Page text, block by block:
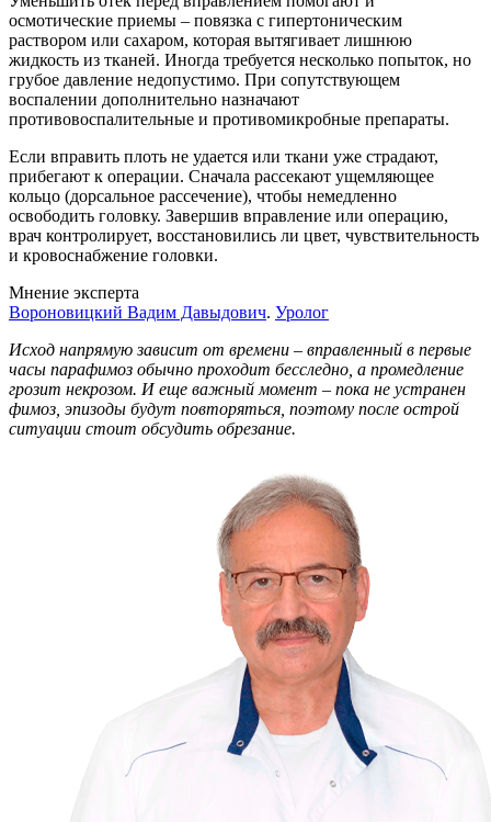
осмотические приемы – повязка с гипертоническим
раствором или сахаром, которая вытягивает лишнюю
жидкость из тканей. Иногда требуется несколько попыток, но
грубое давление недопустимо. При сопутствующем
воспалении дополнительно назначают
противовоспалительные и противомикробные препараты.
Если вправить плоть не удается или ткани уже страдают,
прибегают к операции. Сначала рассекают ущемляющее
кольцо (дорсальное рассечение), чтобы немедленно
освободить головку. Завершив вправление или операцию,
врач контролирует, восстановились ли цвет, чувствительность
и кровоснабжение головки.
Мнение эксперта
Вороновицкий Вадим Давыдович. Уролог
Исход напрямую зависит от времени – вправленный в первые
часы парафимоз обычно проходит бесследно, а промедление
грозит некрозом. И еще важный момент – пока не устранен
фимоз, эпизоды будут повторяться, поэтому после острой
ситуации стоит обсудить обрезание.